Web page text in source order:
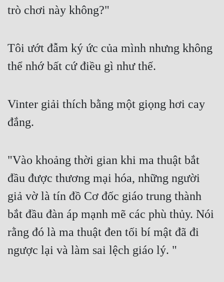
Tiên Hiệp
Trinh Thám
Triều Đấu
Trọng Sinh
Tu Chân
Tội Phạm
Vô Địch
Võ Hiệp
Xuyên Không
trò chơi này không?"
Tôi ướt đẫm ký ức của mình nhưng không
thể nhớ bất cứ điều gì như thế.
Vinter giải thích bằng một giọng hơi cay
đắng.
"Vào khoảng thời gian khi ma thuật bắt
đầu được thương mại hóa, những người
giả vờ là tín đồ Cơ đốc giáo trung thành
bắt đầu đàn áp mạnh mẽ các phù thủy. Nói
rằng đó là ma thuật đen tối bí mật đã đi
ngược lại và làm sai lệch giáo lý. "